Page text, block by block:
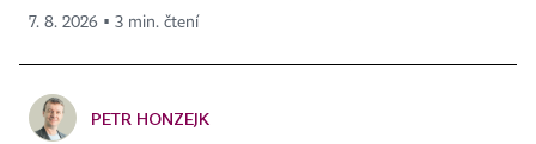
7. 8. 2026 ▪ 3 min. čtení
PETR HONZEJK